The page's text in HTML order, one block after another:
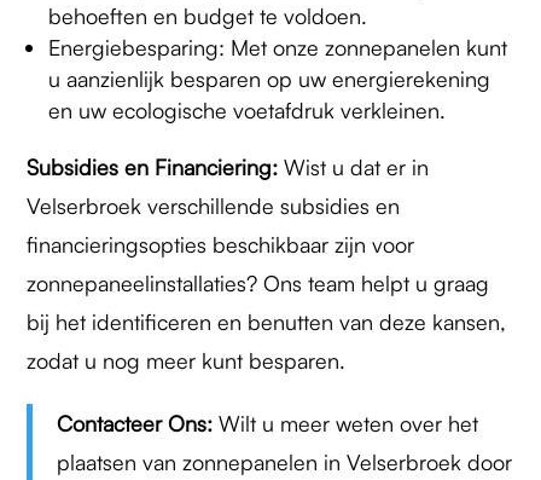
behoeften en budget te voldoen.
Energiebesparing: Met onze zonnepanelen kunt
u aanzienlijk besparen op uw energierekening
en uw ecologische voetafdruk verkleinen.
Subsidies en Financiering: Wist u dat er in
Velserbroek verschillende subsidies en
financieringsopties beschikbaar zijn voor
zonnepaneelinstallaties? Ons team helpt u graag
bij het identificeren en benutten van deze kansen,
zodat u nog meer kunt besparen.
Contacteer Ons: Wilt u meer weten over het
plaatsen van zonnepanelen in Velserbroek door